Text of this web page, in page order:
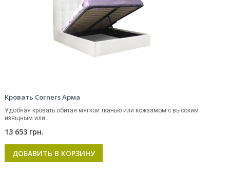
Кровать Corners Арма
Удобная кровать обитая мягкой тканью или кожзамом с высоким
изящным или...
13 653 грн.
ДОБАВИТЬ В КОРЗИНУ